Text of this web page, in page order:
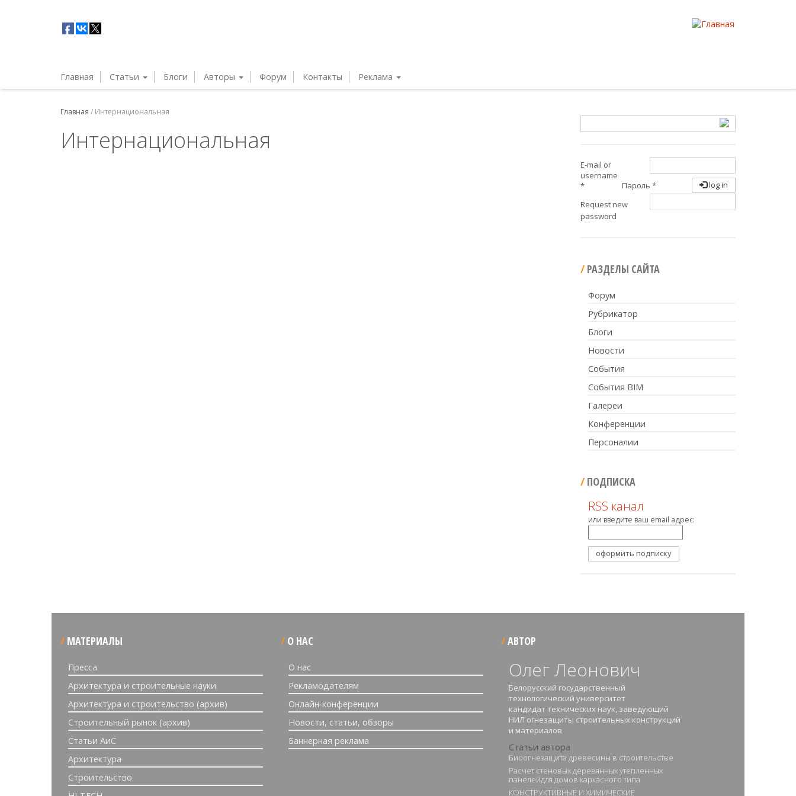
Главная Статьи Блоги Авторы Форум Контакты Реклама
Главная / Интернациональная
Интернациональная
E-mail or
username
*
Пароль *
Request new
password
log in
РАЗДЕЛЫ САЙТА
Форум
Рубрикатор
Блоги
Новости
События
События BIM
Галереи
Конференции
Персоналии
ПОДПИСКА
RSS канал
или введите ваш email адрес:
МАТЕРИАЛЫ
Пресса
Архитектура и строительные науки
Архитектура и строительство (архив)
Строительный рынок (архив)
Статьи АиС
Архитектура
Строительство
О НАС
О нас
Рекламодателям
Онлайн-конференции
Новости, статьи, обзоры
Баннерная реклама
АВТОР
Олег Леонович
Белорусский государственный
технологический университет
кандидат технических наук, заведующий
НИЛ огнезащиты строительных конструкций
и материалов
Статьи автора
Биоогнезащита древесины в строительстве
Расчет стеновых деревянных утепленных
панелейдля домов каркасного типа
КОНСТРУКТИВНЫЕ И ХИМИЧЕСКИЕ